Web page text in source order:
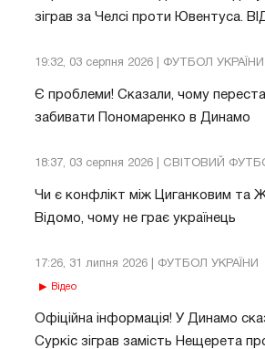
зіграв за Челсі проти Ювентуса.
19:32, 03 серпня 2026 | ФУТБОЛ УКРАЇНИ
Є проблеми! Сказали, чому
забивати Пономаренко в Динамо
18:37, 03 серпня 2026 | СВІТОВИЙ
Чи є конфлікт між Циганковим та
Відомо, чому не грає українець
17:26, 31 липня 2026 | ФУТБОЛ УКРАЇНИ
Відео
Офіційна інформація! У Динамо
Суркіс зіграв замість Нещерета